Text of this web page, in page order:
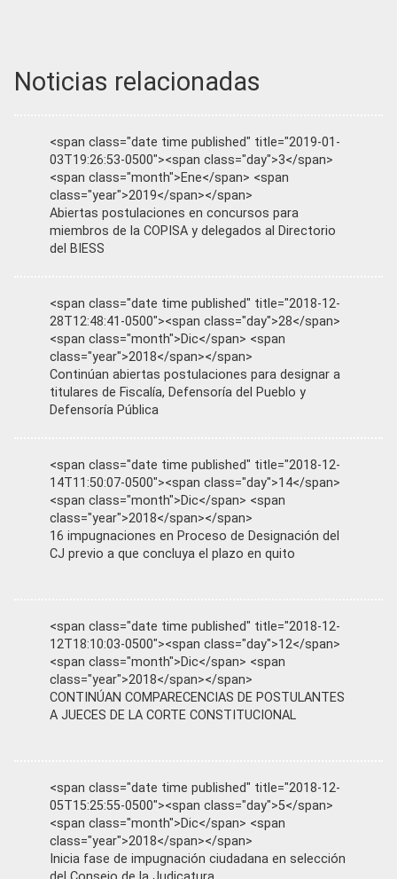
Noticias relacionadas
<span class="date time published" title="2019-01-
03T19:26:53-0500"><span class="day">3</span>
<span class="month">Ene</span> <span
class="year">2019</span></span>
Abiertas postulaciones en concursos para
miembros de la COPISA y delegados al Directorio
del BIESS
<span class="date time published" title="2018-12-
28T12:48:41-0500"><span class="day">28</span>
<span class="month">Dic</span> <span
class="year">2018</span></span>
Continúan abiertas postulaciones para designar a
titulares de Fiscalía, Defensoría del Pueblo y
Defensoría Pública
<span class="date time published" title="2018-12-
14T11:50:07-0500"><span class="day">14</span>
<span class="month">Dic</span> <span
class="year">2018</span></span>
16 impugnaciones en Proceso de Designación del
CJ previo a que concluya el plazo en quito
<span class="date time published" title="2018-12-
12T18:10:03-0500"><span class="day">12</span>
<span class="month">Dic</span> <span
class="year">2018</span></span>
CONTINÚAN COMPARECENCIAS DE POSTULANTES
A JUECES DE LA CORTE CONSTITUCIONAL
<span class="date time published" title="2018-12-
05T15:25:55-0500"><span class="day">5</span>
<span class="month">Dic</span> <span
class="year">2018</span></span>
Inicia fase de impugnación ciudadana en selección